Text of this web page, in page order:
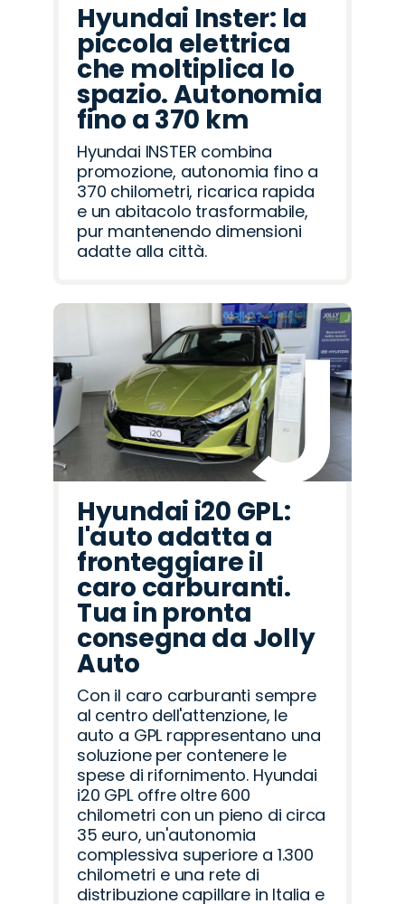
Hyundai Inster: la
piccola elettrica
che moltiplica lo
spazio. Autonomia
fino a 370 km
Hyundai INSTER combina
promozione, autonomia fino a
370 chilometri, ricarica rapida
e un abitacolo trasformabile,
pur mantenendo dimensioni
adatte alla città.
Hyundai i20 GPL:
l'auto adatta a
fronteggiare il
caro carburanti.
Tua in pronta
consegna da Jolly
Auto
Con il caro carburanti sempre
al centro dell'attenzione, le
auto a GPL rappresentano una
soluzione per contenere le
spese di rifornimento. Hyundai
i20 GPL offre oltre 600
chilometri con un pieno di circa
35 euro, un'autonomia
complessiva superiore a 1.300
chilometri e una rete di
distribuzione capillare in Italia e